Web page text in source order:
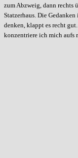
zum Abzweig, dann rechts
Statzerhaus. Die
denken, klappt es recht
konzentriere ich mich aufs